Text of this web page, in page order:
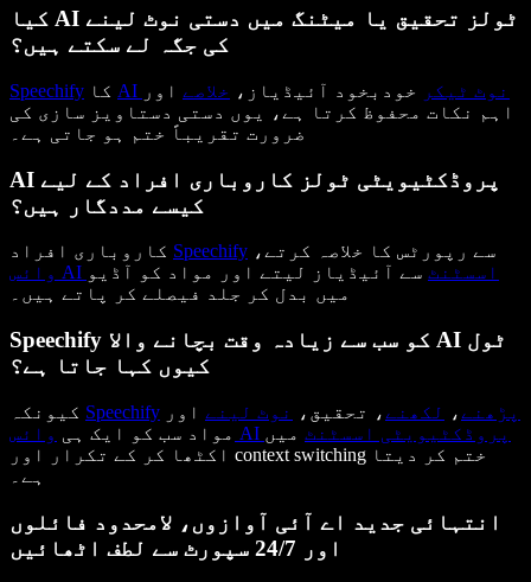
کیا AI ٹولز تحقیق یا میٹنگ میں دستی نوٹ لینے
کی جگہ لے سکتے ہیں؟
Speechify AI نوٹ ٹیکر خودبخود آئیڈیاز، خلاصے اور
اہم نکات محفوظ کرتا ہے، یوں دستی دستاویز سازی کی
ضرورت تقریباً ختم ہو جاتی ہے۔
AI پروڈکٹیویٹی ٹولز کاروباری افراد کے لیے
کیسے مددگار ہیں؟
Speechify سے رپورٹس کا خلاصہ کرتے،
وائس AI اسسٹنٹ سے آئیڈیاز لیتے اور مواد کو آڈیو
میں بدل کر جلد فیصلے کر پاتے ہیں۔
Speechify کو سب سے زیادہ وقت بچانے والا AI ٹول
کیوں کہا جاتا ہے؟
Speechify پڑھنے ، لکھنے ، تحقیق، نوٹ لینے اور
مواد سب کو ایک ہی
وائس AI پروڈکٹیویٹی اسسٹنٹ میں
اکٹھا کر کے تکرار اور context switching ختم کر دیتا
ہے۔
انتہائی جدید اے آئی آوازوں، لامحدود فائلوں
اور 24/7 سپورٹ سے لطف اٹھائیں